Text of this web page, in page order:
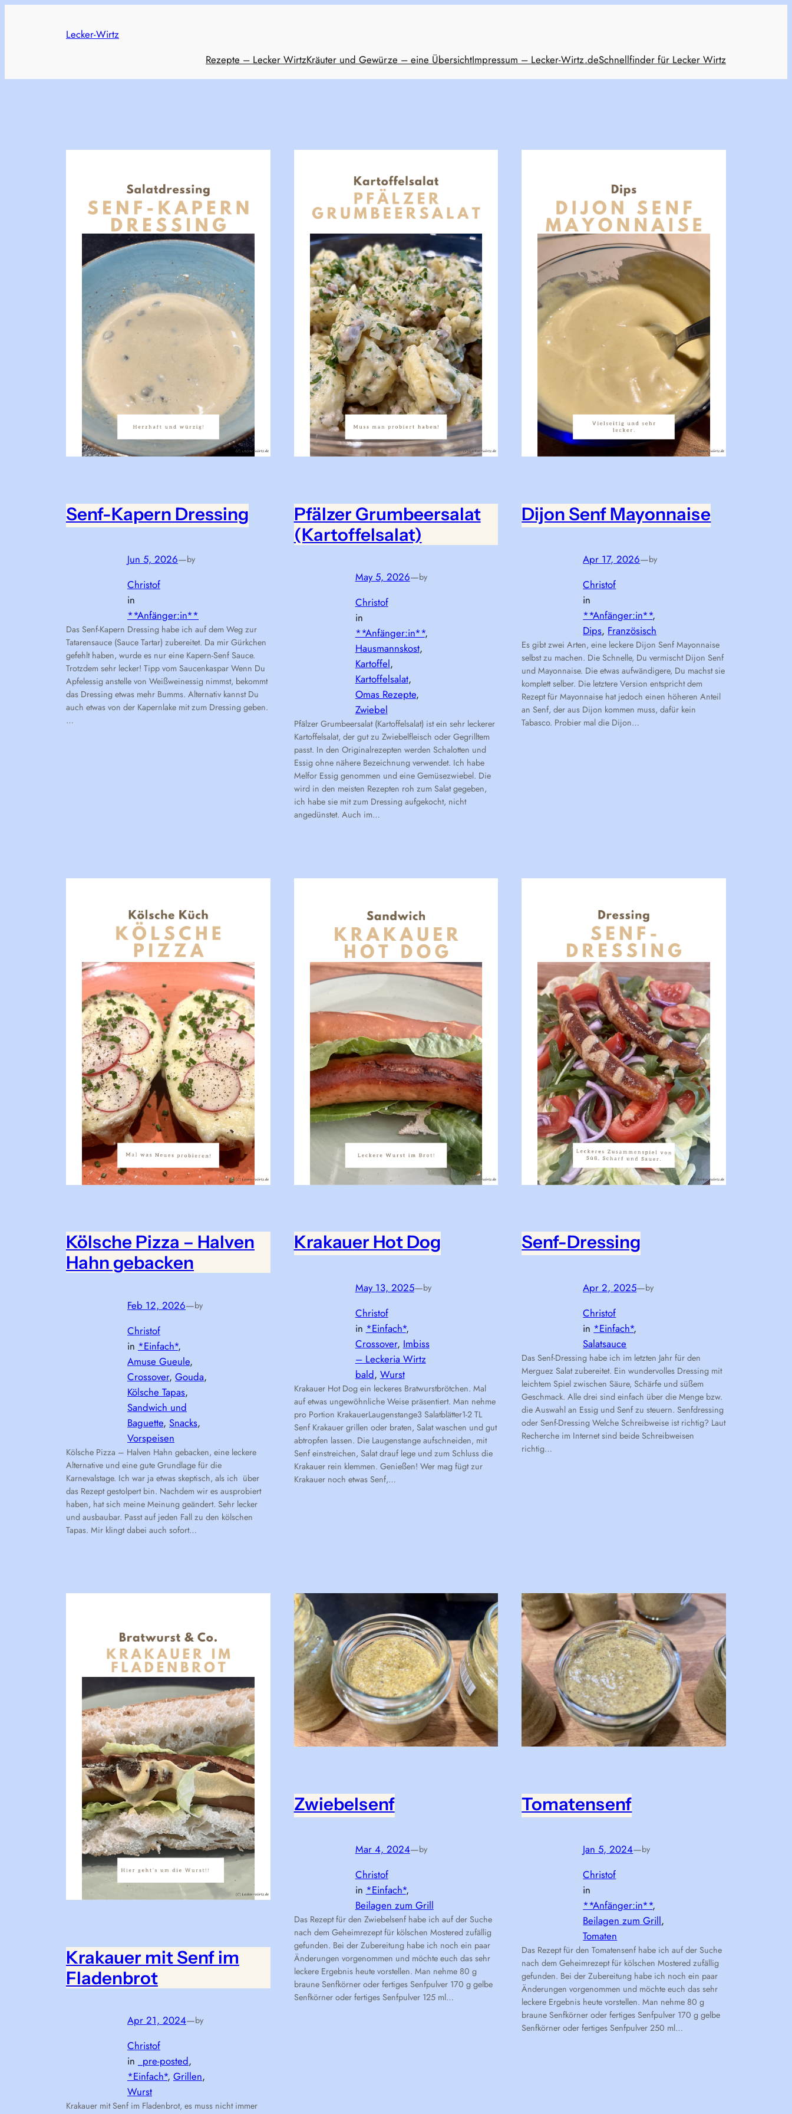
Lecker-Wirtz
Rezepte – Lecker WirtzKräuter und Gewürze – eine ÜbersichtImpressum – Lecker-Wirtz.deSchnellfinder für Lecker Wirtz
Senf-Kapern Dressing
Jun 5, 2026—by
Christof
in
**Anfänger:in**
Das Senf-Kapern Dressing habe ich auf dem Weg zur
Tatarensauce (Sauce Tartar) zubereitet. Da mir Gürkchen
gefehlt haben, wurde es nur eine Kapern-Senf Sauce.
Trotzdem sehr lecker! Tipp vom Saucenkaspar Wenn Du
Apfelessig anstelle von Weißweinessig nimmst, bekommt
das Dressing etwas mehr Bumms. Alternativ kannst Du
auch etwas von der Kapernlake mit zum Dressing geben.
…
Pfälzer Grumbeersalat
(Kartoffelsalat)
May 5, 2026—by
Christof
in
**Anfänger:in**
Hausmannskost
Kartoffel
Kartoffelsalat
Omas Rezepte
Zwiebel
Pfälzer Grumbeersalat (Kartoffelsalat) ist ein sehr leckerer
Kartoffelsalat, der gut zu Zwiebelfleisch oder Gegrilltem
passt. In den Originalrezepten werden Schalotten und
Essig ohne nähere Bezeichnung verwendet. Ich habe
Melfor Essig genommen und eine Gemüsezwiebel. Die
wird in den meisten Rezepten roh zum Salat gegeben,
ich habe sie mit zum Dressing aufgekocht, nicht
angedünstet. Auch im…
Dijon Senf Mayonnaise
Apr 17, 2026—by
Christof
in
**Anfänger:in**
Dips, Französisch
Es gibt zwei Arten, eine leckere Dijon Senf Mayonnaise
selbst zu machen. Die Schnelle, Du vermischt Dijon Senf
und Mayonnaise. Die etwas aufwändigere, Du machst sie
komplett selber. Die letztere Version entspricht dem
Rezept für Mayonnaise hat jedoch einen höheren Anteil
an Senf, der aus Dijon kommen muss, dafür kein
Tabasco. Probier mal die Dijon…
Kölsche Pizza – Halven
Hahn gebacken
Feb 12, 2026—by
Christof
in *Einfach*
Amuse Gueule
Crossover, Gouda
Kölsche Tapas
Sandwich und
Baguette, Snacks
Vorspeisen
Kölsche Pizza – Halven Hahn gebacken, eine leckere
Alternative und eine gute Grundlage für die
Karnevalstage. Ich war ja etwas skeptisch, als ich über
das Rezept gestolpert bin. Nachdem wir es ausprobiert
haben, hat sich meine Meinung geändert. Sehr lecker
und ausbaubar. Passt auf jeden Fall zu den kölschen
Tapas. Mir klingt dabei auch sofort…
Krakauer Hot Dog
May 13, 2025—by
Christof
in *Einfach*
Crossover, Imbiss
– Leckeria Wirtz
bald, Wurst
Krakauer Hot Dog ein leckeres Bratwurstbrötchen. Mal
auf etwas ungewöhnliche Weise präsentiert. Man nehme
pro Portion KrakauerLaugenstange3 Salatblätter1-2 TL
Senf Krakauer grillen oder braten, Salat waschen und gut
abtropfen lassen. Die Laugenstange aufschneiden, mit
Senf einstreichen, Salat drauf lege und zum Schluss die
Krakauer rein klemmen. Genießen! Wer mag fügt zur
Krakauer noch etwas Senf,…
Senf-Dressing
Apr 2, 2025—by
Christof
in *Einfach*
Salatsauce
Das Senf-Dressing habe ich im letzten Jahr für den
Merguez Salat zubereitet. Ein wundervolles Dressing mit
leichtem Spiel zwischen Säure, Schärfe und süßem
Geschmack. Alle drei sind einfach über die Menge bzw.
die Auswahl an Essig und Senf zu steuern. Senfdressing
oder Senf-Dressing Welche Schreibweise ist richtig? Laut
Recherche im Internet sind beide Schreibweisen
richtig…
Krakauer mit Senf im
Fladenbrot
Apr 21, 2024—by
Christof
in
_pre-posted
*Einfach*, Grillen
Wurst
Krakauer mit Senf im Fladenbrot, es muss nicht immer
Zwiebelsenf
Mar 4, 2024—by
Christof
in *Einfach*
Beilagen zum Grill
Das Rezept für den Zwiebelsenf habe ich auf der Suche
nach dem Geheimrezept für kölschen Mostered zufällig
gefunden. Bei der Zubereitung habe ich noch ein paar
Änderungen vorgenommen und möchte euch das sehr
leckere Ergebnis heute vorstellen. Man nehme 80 g
braune Senfkörner oder fertiges Senfpulver 170 g gelbe
Senfkörner oder fertiges Senfpulver 125 ml…
Tomatensenf
Jan 5, 2024—by
Christof
in
**Anfänger:in**
Beilagen zum Grill
Tomaten
Das Rezept für den Tomatensenf habe ich auf der Suche
nach dem Geheimrezept für kölschen Mostered zufällig
gefunden. Bei der Zubereitung habe ich noch ein paar
Änderungen vorgenommen und möchte euch das sehr
leckere Ergebnis heute vorstellen. Man nehme 80 g
braune Senfkörner oder fertiges Senfpulver 170 g gelbe
Senfkörner oder fertiges Senfpulver 250 ml…